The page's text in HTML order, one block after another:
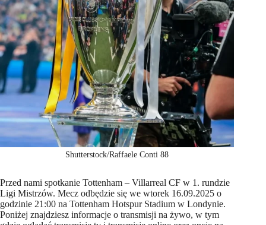
Shutterstock/Raffaele Conti 88
Przed nami spotkanie Tottenham – Villarreal CF w 1. rundzie
Ligi Mistrzów. Mecz odbędzie się we wtorek 16.09.2025 o
godzinie 21:00 na Tottenham Hotspur Stadium w Londynie.
Poniżej znajdziesz informacje o transmisji na żywo, w tym